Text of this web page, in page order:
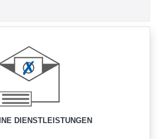
DIENSTLEISTUNGEN